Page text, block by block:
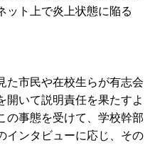
ット上で炎上状態に陥る
市民や在校生らが有志会
開いて説明責任を果たすよ
の事態を受けて、学校幹部
インタビューに応じ、その